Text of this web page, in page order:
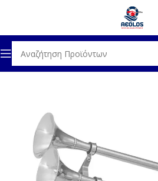
Αρχική σελίδα ΗΛΕΚΤΡΟΛΟΓΙΚΟΣ